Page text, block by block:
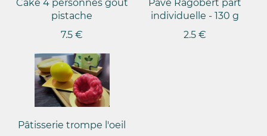
Cake 4 personnes gout
pistache
7.5 €
Pavé Ragobert part
individuelle - 130 g
2.5 €
Pâtisserie trompe l'oeil